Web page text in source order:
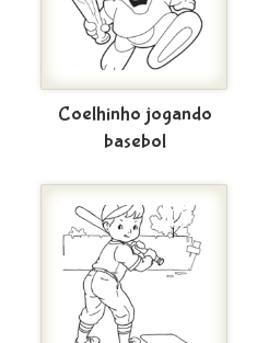
Coelhinho jogando
basebol